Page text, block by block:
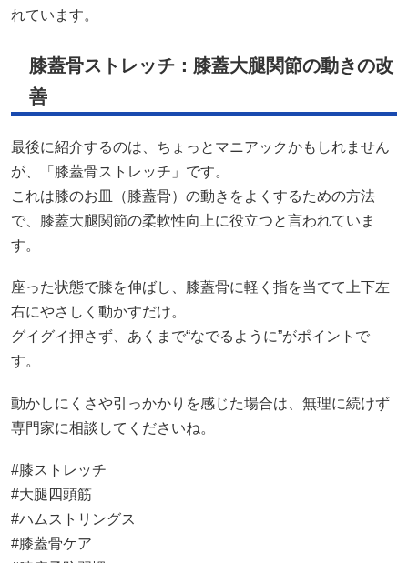
れています。
膝蓋骨ストレッチ：膝蓋大腿関節の動きの改
善
最後に紹介するのは、ちょっとマニアックかもしれません
が、「膝蓋骨ストレッチ」です。
これは膝のお皿（膝蓋骨）の動きをよくするための方法
で、膝蓋大腿関節の柔軟性向上に役立つと言われていま
す。
座った状態で膝を伸ばし、膝蓋骨に軽く指を当てて上下左
右にやさしく動かすだけ。
グイグイ押さず、あくまで“なでるように”がポイントで
す。
動かしにくさや引っかかりを感じた場合は、無理に続けず
専門家に相談してくださいね。
#膝ストレッチ
#大腿四頭筋
#ハムストリングス
#膝蓋骨ケア